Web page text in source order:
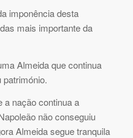
imponência desta
mais importante da
Almeida que continua
património.
a nação continua a
não conseguiu
Almeida segue tranquila